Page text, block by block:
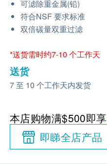
可滤除重金属(铅)
符合NSF 要求标准
双倍碳量双重过滤
*送货需时约7-10 个工作天
送货
7 至 10 个工作天内发货
本店购物满$500即享
即睇全店产品